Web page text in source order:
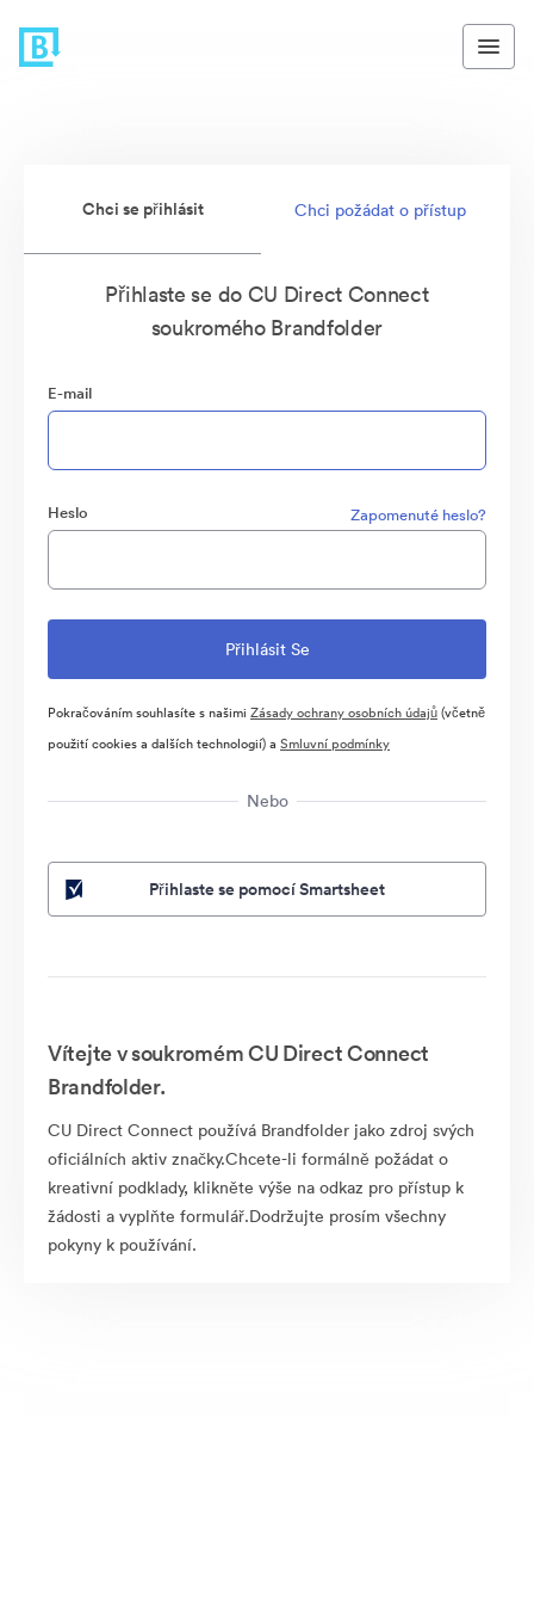
Chci se přihlásit Chci požádat o přístup
Přihlaste se do CU Direct Connect
soukromého Brandfolder
E-mail
Heslo Zapomenuté heslo?
Pokračováním souhlasíte s našimi Zásady ochrany osobních údajů(včetně
použití cookies a dalších technologií) a Smluvní podmínky
Nebo
Přihlaste se pomocí Smartsheet
Vítejte v soukromém CU Direct Connect
Brandfolder.
CU Direct Connect používá Brandfolder jako zdroj svých
oficiálních aktiv značky.Chcete-li formálně požádat o
kreativní podklady, klikněte výše na odkaz pro přístup k
žádosti a vyplňte formulář.Dodržujte prosím všechny
pokyny k používání.